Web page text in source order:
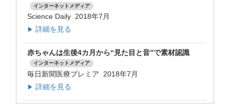
インターネットメディア
Science Daily 2018年7月
▶ 詳細を見る
赤ちゃんは生後4カ月から“見た目と音”で素材認識
インターネットメディア
毎日新聞医療プレミア 2018年7月
▶ 詳細を見る